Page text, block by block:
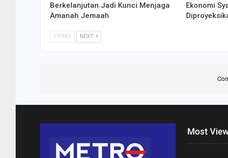
Berkelanjutan Jadi Kunci Menjaga
Amanah Jemaah
Ekonomi
PREV NEXT
Most